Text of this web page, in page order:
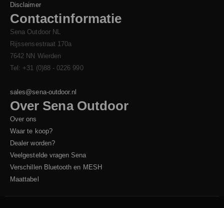
Disclaimer
Contactinformatie
Sena Outdoor NL
Rijssensestraat 170a
7642 NN Wierden
Tel: +31 (0)88 - 0226 990
sales@sena-outdoor.nl
Over Sena Outdoor
Over ons
Waar te koop?
Dealer worden?
Veelgestelde vragen Sena
Verschillen Bluetooth en MESH
Maattabel